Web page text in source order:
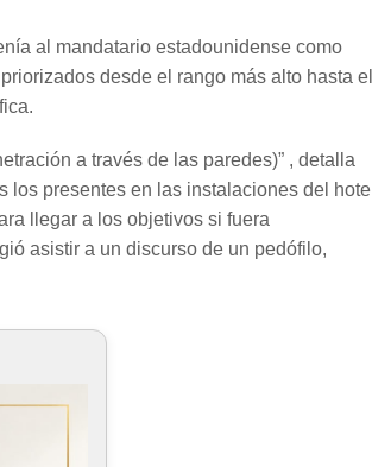
al mandatario estadounidense como
desde el rango más alto hasta el
a través de las paredes)” , detalla
los presentes en las instalaciones del hotel
llegar a los objetivos si fuera
asistir a un discurso de un pedófilo,